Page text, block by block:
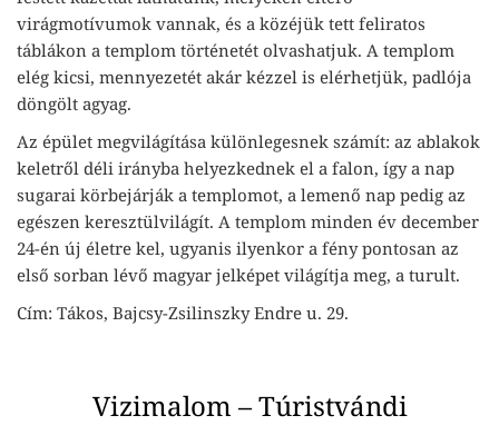
virágmotívumok vannak, és a közéjük tett feliratos
táblákon a templom történetét olvashatjuk. A templom
elég kicsi, mennyezetét akár kézzel is elérhetjük, padlója
döngölt agyag.
Az épület megvilágítása különlegesnek számít: az ablakok
keletről déli irányba helyezkednek el a falon, így a nap
sugarai körbejárják a templomot, a lemenő nap pedig az
egészen keresztülvilágít. A templom minden év december
24-én új életre kel, ugyanis ilyenkor a fény pontosan az
első sorban lévő magyar jelképet világítja meg, a turult.
Cím: Tákos, Bajcsy-Zsilinszky Endre u. 29.
Vizimalom – Túristvándi